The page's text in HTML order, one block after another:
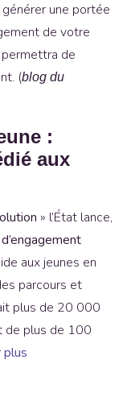
une portée
de votre
de
(blog du
:
aux
» l’État lance,
aux jeunes en
parcours et
plus de 20 000
de plus de 100
plus